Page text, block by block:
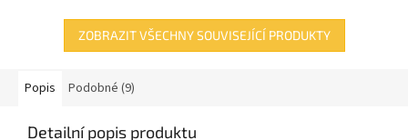
ZOBRAZIT VŠECHNY SOUVISEJÍCÍ PRODUKTY
Popis Podobné (9)
Detailní popis produktu